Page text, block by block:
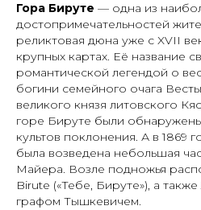
Гора Бируте — одна из
достопримечательностей
реликтовая дюна уже с XVII
крупных картах. Её название
романтической легендой о
богини семейного очага
великого князя литовского
горе Бируте были
культов поклонения. А в 1869
была возведена небольшая
Майера. Возле подножья
Birute («Тебе, Бируте»), а
графом Тышкевичем.